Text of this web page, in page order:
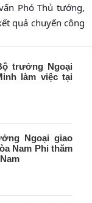
Phó Thủ tướng,
quả chuyến công
trưởng Ngoại
làm việc tại
Ngoại giao
Nam Phi thăm